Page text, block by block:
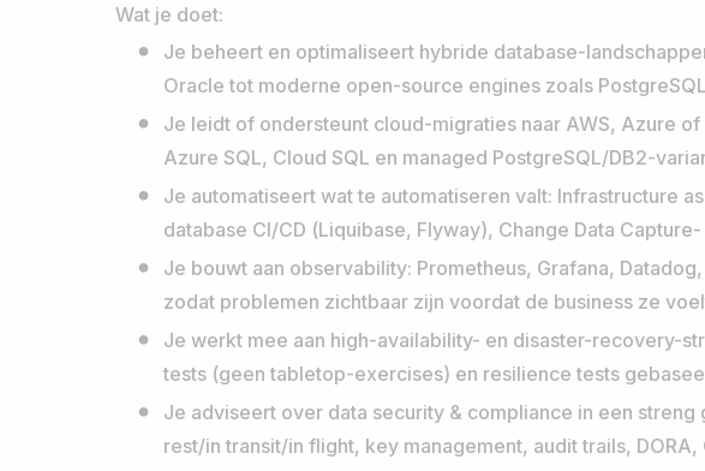
Wat je doet:
Je beheert en optimaliseert hybride database-
Oracle tot moderne open-source engines zoals
Je leidt of ondersteunt cloud-migraties naar AWS, Azure
Azure SQL, Cloud SQL en managed PostgreSQL/DB2-
Je automatiseert wat te automatiseren valt: Infrastructure
database CI/CD (Liquibase, Flyway), Change Data
Je bouwt aan observability: Prometheus, Grafana,
zodat problemen zichtbaar zijn voordat de business ze
Je werkt mee aan high-availability- en disaster-recovery-
tests (geen tabletop-exercises) en resilience tests
Je adviseert over data security & compliance in een
rest/in transit/in flight, key management, audit trails, DORA,